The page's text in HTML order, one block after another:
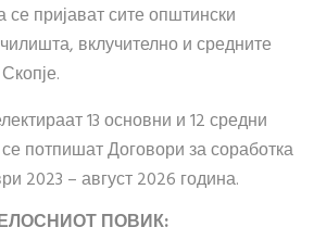
пријават сите општински
вклучително и средните
13 основни и 12 средни
потпишат Договори за соработка
2023 – август 2026 година.
ПОВИК: